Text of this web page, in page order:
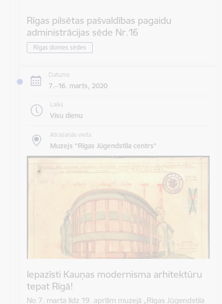
Rīgas pilsētas pašvaldības pagaidu
administrācijas sēde Nr.16
Rīgas domes sēdes
Datums
7.–16. marts, 2020
Laiks
Visu dienu
Atrašanās vieta
Muzejs “Rīgas Jūgendstila centrs”
Iepazīsti Kauņas modernisma arhitektūru
tepat Rīgā!
No 7. marta līdz 19. aprīlim muzejā „Rīgas Jūgendstila